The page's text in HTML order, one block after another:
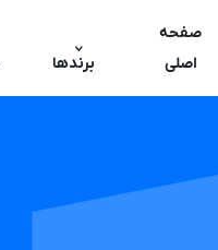
صفحه
اصلی
برندها